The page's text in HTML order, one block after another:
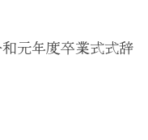
元年度卒業式式辞